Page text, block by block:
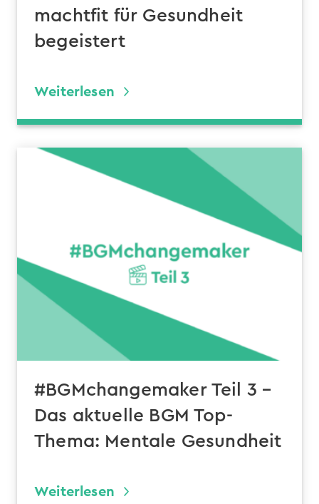
machtfit für Gesundheit
begeistert
Weiterlesen
#BGMchangemaker Teil 3 –
Das aktuelle BGM Top-
Thema: Mentale Gesundheit
Weiterlesen